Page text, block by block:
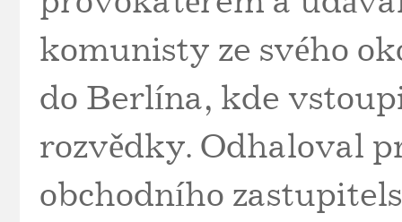
komunisty ze svého
do Berlína, kde
rozvědky. Odhaloval
obchodního